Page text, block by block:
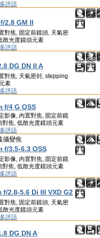
評語
2.8 GM II
對焦, 固定前鏡頭, 天氣密
散光度鏡頭元素
評語
DG DN II A
對焦, 天氣密封, stepping
素
評語
f/4 G OSS
影像, 內置對焦, 固定前鏡
對焦, 低散光度鏡頭元素
評語
攝變焦
f/3.5-6.3 OSS
影像, 內置對焦, 固定前鏡
對焦, 低散光度鏡頭元素
評語
f/2.8-5.6 Di III VXD G2
對焦, 固定前鏡頭, 天氣密
散光度鏡頭元素
評語
DG DN A